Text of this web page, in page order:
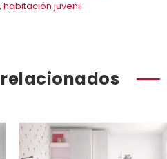
, habitación juvenil